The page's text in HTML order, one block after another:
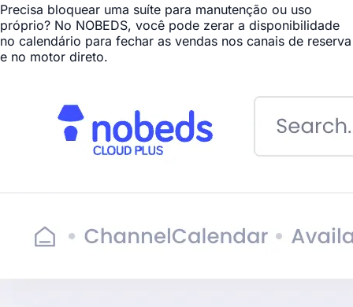
Precisa bloquear uma suíte para manutenção ou uso
próprio? No NOBEDS, você pode zerar a disponibilidade
no calendário para fechar as vendas nos canais de reserva
e no motor direto.